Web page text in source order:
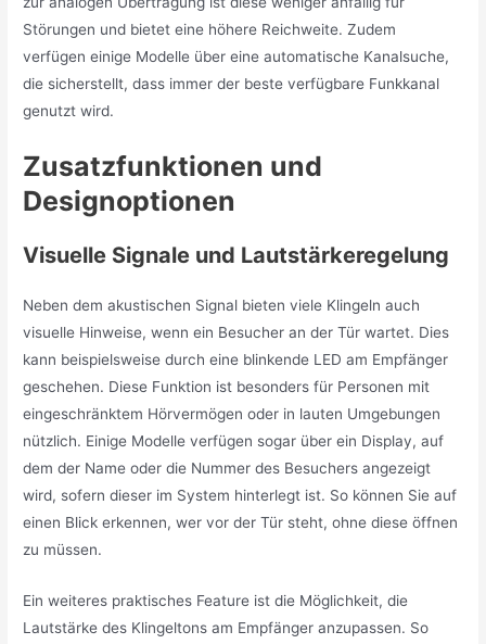
Störungen und bietet eine höhere Reichweite. Zudem
verfügen einige Modelle über eine automatische Kanalsuche,
die sicherstellt, dass immer der beste verfügbare Funkkanal
genutzt wird.
Zusatzfunktionen und
Designoptionen
Visuelle Signale und Lautstärkeregelung
Neben dem akustischen Signal bieten viele Klingeln auch
visuelle Hinweise, wenn ein Besucher an der Tür wartet. Dies
kann beispielsweise durch eine blinkende LED am Empfänger
geschehen. Diese Funktion ist besonders für Personen mit
eingeschränktem Hörvermögen oder in lauten Umgebungen
nützlich. Einige Modelle verfügen sogar über ein Display, auf
dem der Name oder die Nummer des Besuchers angezeigt
wird, sofern dieser im System hinterlegt ist. So können Sie auf
einen Blick erkennen, wer vor der Tür steht, ohne diese öffnen
zu müssen.
Ein weiteres praktisches Feature ist die Möglichkeit, die
Lautstärke des Klingeltons am Empfänger anzupassen. So